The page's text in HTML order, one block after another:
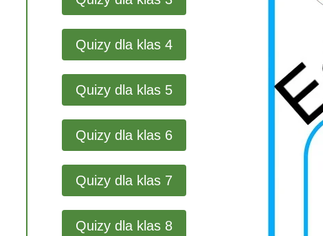
Quizy dla klas 4
Quizy dla klas 5
Quizy dla klas 6
Quizy dla klas 7
Quizy dla klas 8